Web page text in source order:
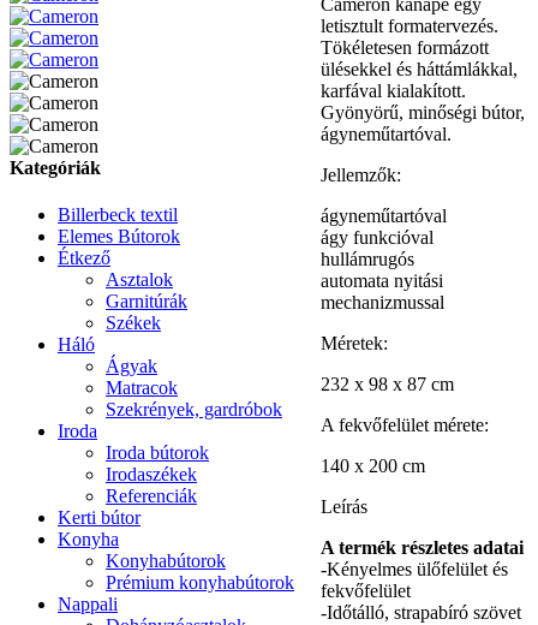
Cameron kanapé egy
letisztult formatervezés.
Tökéletesen formázott
ülésekkel és háttámlákkal,
karfával kialakított.
Gyönyörű, minőségi bútor,
ágyneműtartóval.
Jellemzők:
ágyneműtartóval
ágy funkcióval
hullámrugós
automata nyitási
mechanizmussal
Méretek:
232 x 98 x 87 cm
A fekvőfelület mérete:
140 x 200 cm
Leírás
A termék részletes adatai
-Kényelmes ülőfelület és
fekvőfelület
-Időtálló, strapabíró szövet
Kategóriák
Billerbeck textil
Elemes Bútorok
Étkező
Asztalok
Garnitúrák
Székek
Háló
Ágyak
Matracok
Szekrények, gardróbok
Iroda
Iroda bútorok
Irodaszékek
Referenciák
Kerti bútor
Konyha
Konyhabútorok
Prémium konyhabútorok
Nappali